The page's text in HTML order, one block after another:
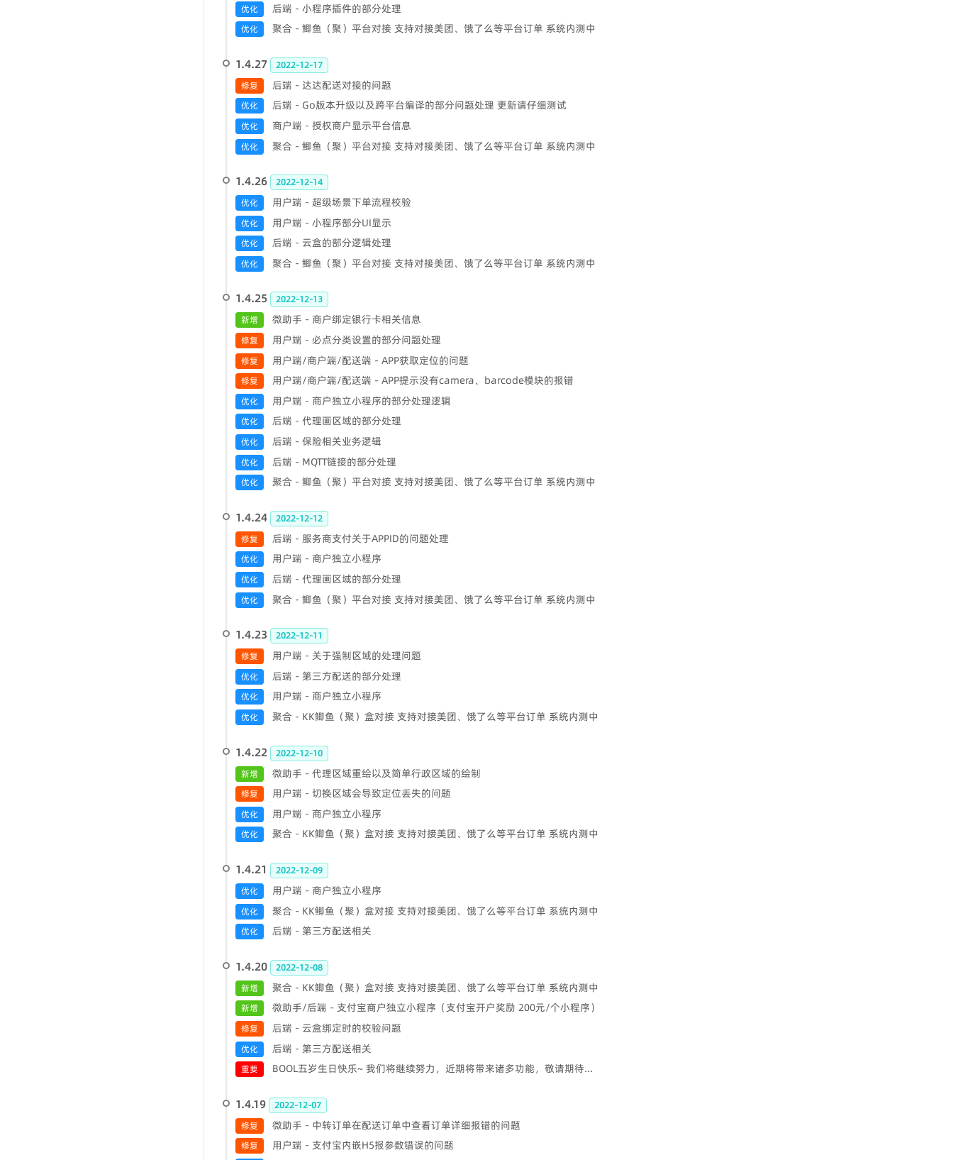
优化 后端 - 小程序插件的部分处理
优化 聚合 - 鲫鱼（聚）平台对接 支持对接美团、饿了么等平台订单 系统内测中
1.4.27
2022-12-17
修复
后端 - 达达配送对接的问题
优化 后端 - Go版本升级以及跨平台编译的部分问题处理 更新请仔细测试
优化 商户端 - 授权商户显示平台信息
优化 聚合 - 鲫鱼（聚）平台对接 支持对接美团、饿了么等平台订单 系统内测中
1.4.26
2022-12-14
优化
用户端 - 超级场景下单流程校验
优化 用户端 - 小程序部分UI显示
优化 后端 - 云盒的部分逻辑处理
优化 聚合 - 鲫鱼（聚）平台对接 支持对接美团、饿了么等平台订单 系统内测中
1.4.25
2022-12-13
新增
微助手 - 商户绑定银行卡相关信息
修复 用户端 - 必点分类设置的部分问题处理
修复 用户端/商户端/配送端 - APP获取定位的问题
修复 用户端/商户端/配送端 - APP提示没有camera、barcode模块的报错
优化 用户端 - 商户独立小程序的部分处理逻辑
优化 后端 - 代理画区域的部分处理
优化 后端 - 保险相关业务逻辑
优化 后端 - MQTT链接的部分处理
优化 聚合 - 鲫鱼（聚）平台对接 支持对接美团、饿了么等平台订单 系统内测中
1.4.24
2022-12-12
修复
后端 - 服务商支付关于APPID的问题处理
优化 用户端 - 商户独立小程序
优化 后端 - 代理画区域的部分处理
优化 聚合 - 鲫鱼（聚）平台对接 支持对接美团、饿了么等平台订单 系统内测中
1.4.23
2022-12-11
修复
用户端 - 关于强制区域的处理问题
优化 后端 - 第三方配送的部分处理
优化 用户端 - 商户独立小程序
优化 聚合 - KK鲫鱼（聚）盒对接 支持对接美团、饿了么等平台订单 系统内测中
1.4.22
2022-12-10
新增
微助手 - 代理区域重绘以及简单行政区域的绘制
修复 用户端 - 切换区域会导致定位丢失的问题
优化 用户端 - 商户独立小程序
优化 聚合 - KK鲫鱼（聚）盒对接 支持对接美团、饿了么等平台订单 系统内测中
1.4.21
2022-12-09
优化
用户端 - 商户独立小程序
优化 聚合 - KK鲫鱼（聚）盒对接 支持对接美团、饿了么等平台订单 系统内测中
优化 后端 - 第三方配送相关
1.4.20
2022-12-08
新增
聚合 - KK鲫鱼（聚）盒对接 支持对接美团、饿了么等平台订单 系统内测中
新增 微助手/后端 - 支付宝商户独立小程序（支付宝开户奖励 200元/个小程序）
修复 后端 - 云盒绑定时的校验问题
优化 后端 - 第三方配送相关
重要 BOOL五岁生日快乐~ 我们将继续努力，近期将带来诸多功能，敬请期待...
1.4.19
2022-12-07
修复
微助手 - 中转订单在配送订单中查看订单详细报错的问题
修复 用户端 - 支付宝内嵌H5报参数错误的问题